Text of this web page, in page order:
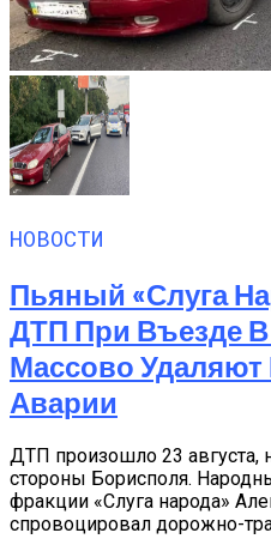
НОВОСТИ
Пьяный «слуга
ДТП При Въезде
Массово
Аварии
ДТП произошло 23 августа,
стороны Борисполя.
фракции «Слуга народа»
спровоцировал дорожно-